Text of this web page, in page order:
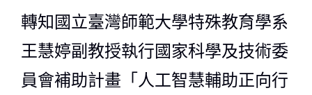
轉知國立臺灣師範大學特殊教育學系
王慧婷副教授執行國家科學及技術委
員會補助計畫「人工智慧輔助正向行